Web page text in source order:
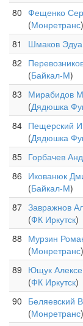
80 Фещенко
(Монретранс)
81 Шмаков
82
(Байкал-М)
83 Мирабидов
(Дядюшка
84 Пещерский
(Дядюшка
85 Горбачев
86 Икованюк
(Байкал-М)
87 Завражнов
(ФК Иркутск)
88 Мурзин
(Монретранс)
89 Ющук
(ФК Иркутск)
90 Беляевский
(Монретранс)